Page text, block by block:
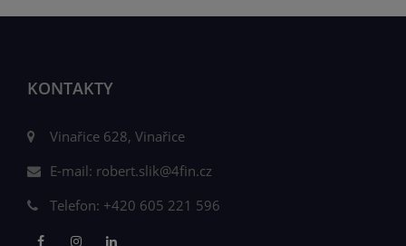
KONTAKTY
Vinařice 628, Vinařice
E-mail: robert.slik@4fin.cz
Telefon: +420 605 221 596